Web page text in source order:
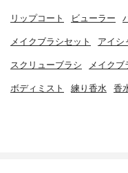
リップコート ビューラー
メイクブラシセット アイシ
スクリューブラシ メイクブ
ボディミスト 練り香水 香